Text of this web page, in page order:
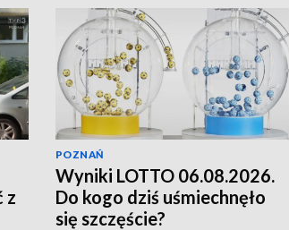
z
POZNAŃ
Wyniki LOTTO 06.08.2026.
Do kogo dziś uśmiechnęło
się szczęście?